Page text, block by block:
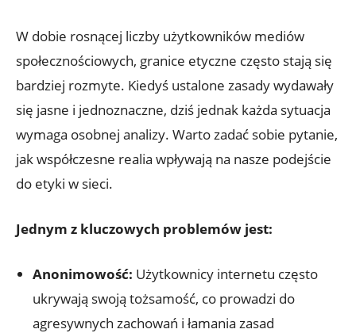
W dobie rosnącej liczby użytkowników mediów
społecznościowych, granice etyczne często stają się
bardziej rozmyte. Kiedyś ustalone zasady wydawały
się jasne i jednoznaczne, dziś jednak każda sytuacja
wymaga osobnej analizy. Warto zadać sobie pytanie,
jak współczesne realia wpływają na nasze podejście
do etyki w sieci.
Jednym z kluczowych problemów jest:
Anonimowość: Użytkownicy internetu często
ukrywają swoją tożsamość, co prowadzi do
agresywnych zachowań i łamania zasad